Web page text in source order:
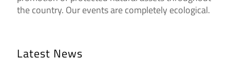
the country. Our events are completely ecological.
Latest News